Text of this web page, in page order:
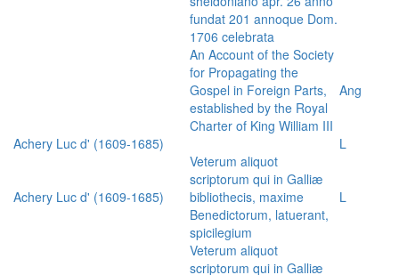
fundat 201 annoque Dom.
1706 celebrata
An Account of the Society
for Propagating the
Gospel in Foreign Parts,
established by the Royal
Charter of King William III
Ang
Achery Luc d' (1609-1685) L
Achery Luc d' (1609-1685)
Veterum aliquot
scriptorum qui in Galliæ
bibliothecis, maxime
Benedictorum, latuerant,
spicilegium
L
Veterum aliquot
scriptorum qui in Galliæ